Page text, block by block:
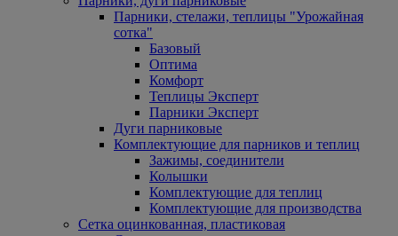
Парники, стелажи, теплицы "Урожайная
сотка"
Базовый
Оптима
Комфорт
Теплицы Эксперт
Парники Эксперт
Дуги парниковые
Комплектующие для парников и теплиц
Зажимы, соединители
Колышки
Комплектующие для теплиц
Комплектующие для производства
Сетка оцинкованная, пластиковая